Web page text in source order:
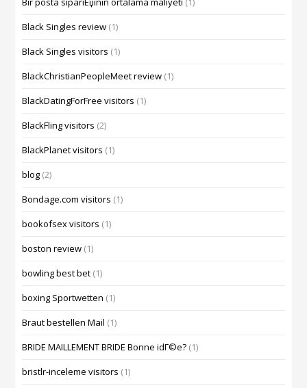
Black Singles review (1)
Black Singles visitors (1)
BlackChristianPeopleMeet review (1)
BlackDatingForFree visitors (1)
BlackFling visitors (2)
BlackPlanet visitors (1)
blog (2)
Bondage.com visitors (1)
bookofsex visitors (1)
boston review (1)
bowling best bet (1)
boxing Sportwetten (1)
Braut bestellen Mail (1)
BRIDE MAILLEMENT BRIDE Bonne idГ©e? (1)
bristlr-inceleme visitors (1)